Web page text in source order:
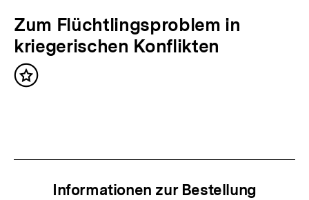
g
e
r
I
N
ä
c
h
Zum Flüchtlingsproblem in
kriegerischen Konflikten
Inhalt
Informationen zur Bestellung